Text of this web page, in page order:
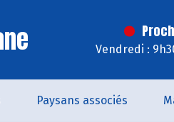
Vendredi :
Paysans associés